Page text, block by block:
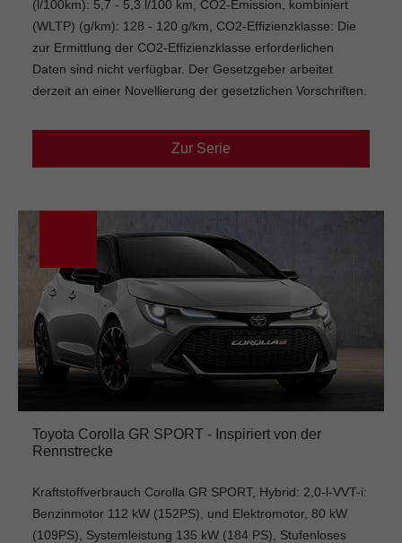
(l/100km): 5,7 - 5,3 l/100 km, CO2-Emission, kombiniert
(WLTP) (g/km): 128 - 120 g/km, CO2-Effizienzklasse: Die
zur Ermittlung der CO2-Effizienzklasse erforderlichen
Daten sind nicht verfügbar. Der Gesetzgeber arbeitet
derzeit an einer Novellierung der gesetzlichen Vorschriften.
Zur Serie
Toyota Corolla GR SPORT - Inspiriert von der
Rennstrecke
Kraftstoffverbrauch Corolla GR SPORT, Hybrid: 2,0-l-VVT-i:
Benzinmotor 112 kW (152PS), und Elektromotor, 80 kW
(109PS), Systemleistung 135 kW (184 PS), Stufenloses